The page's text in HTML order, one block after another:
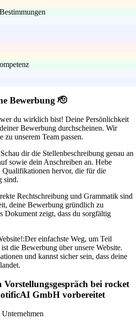
Bewerbung 🫡
du wirklich bist! Deine Persönlichkeit
Bewerbung durchscheinen. Wir
zu unserem Team passen.
Schau dir die Stellenbeschreibung genau an
sowie dein Anschreiben an. Hebe
Qualifikationen hervor, die für die
sind.
Rechtschreibung und Grammatik sind
deine Bewerbung gründlich zu
Dokument zeigt, dass du sorgfältig
Der einfachste Weg, um Teil
die Bewerbung über unsere Website.
und kannst sicher sein, dass deine
bei rocket
GmbH vorbereitet